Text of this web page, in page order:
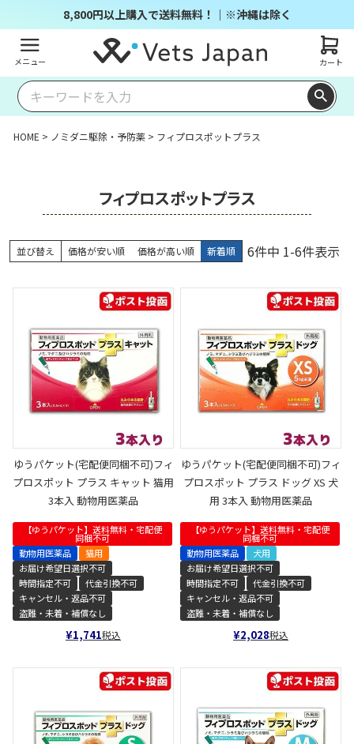
8,800円以上購入で送料無料！｜※沖縄は除く
メニュー カート
HOME ノミダニ駆除・予防薬 フィプロスポットプラス
フィプロスポットプラス
並び替え 価格が安い順 価格が高い順 新着順 6件中 1-6件表示
ゆうパケット(宅配便同梱不可)フィ
プロスポット プラス キャット 猫用
3本入 動物用医薬品
【ゆうパケット】送料無料・宅配便
同梱不可
動物用医薬品
猫用
お届け希望日選択不可
時間指定不可
代金引換不可
キャンセル・返品不可
盗難・未着・補償なし
¥1,741税込
ゆうパケット(宅配便同梱不可)フィ
プロスポット プラス ドッグ XS 犬
用 3本入 動物用医薬品
【ゆうパケット】送料無料・宅配便
同梱不可
動物用医薬品
犬用
お届け希望日選択不可
時間指定不可
代金引換不可
キャンセル・返品不可
盗難・未着・補償なし
¥2,028税込